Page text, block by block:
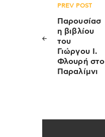
Πλοήγηση
άρθρων
PREV POST
Παρουσίασ
η βιβλίου
του
Γιώργου Ι.
Φλουρή στο
Παραλίμνι